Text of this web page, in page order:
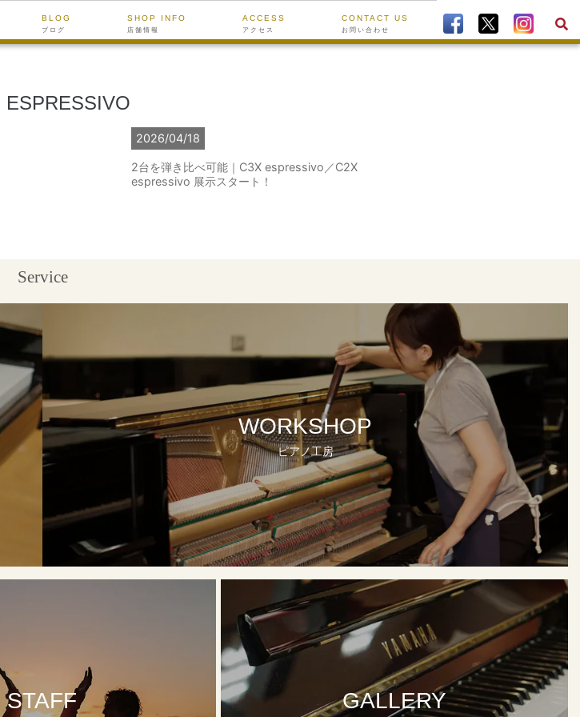
BLOG
ブログ
SHOP INFO
店舗情報
ACCESS
アクセス
CONTACT US
お問い合わせ
ESPRESSIVO
2026/04/18
2台を弾き比べ可能｜C3X espressivo／C2X
espressivo 展示スタート！
Service
WORKSHOP
ピアノ工房
STAFF GALLERY